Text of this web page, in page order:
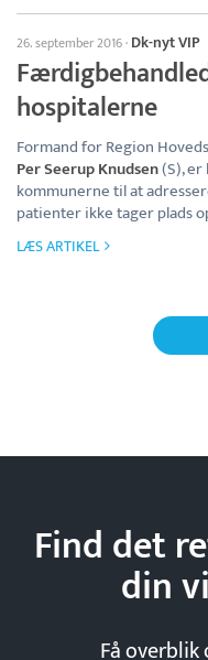
26. september 2016· Dk-nyt VIP
hospitalerne
Formand for Region
Per Seerup Knudsen(S),
kommunerne til at
patienter ikke tager plads
LÆS ARTIKEL
Find det
din
Få